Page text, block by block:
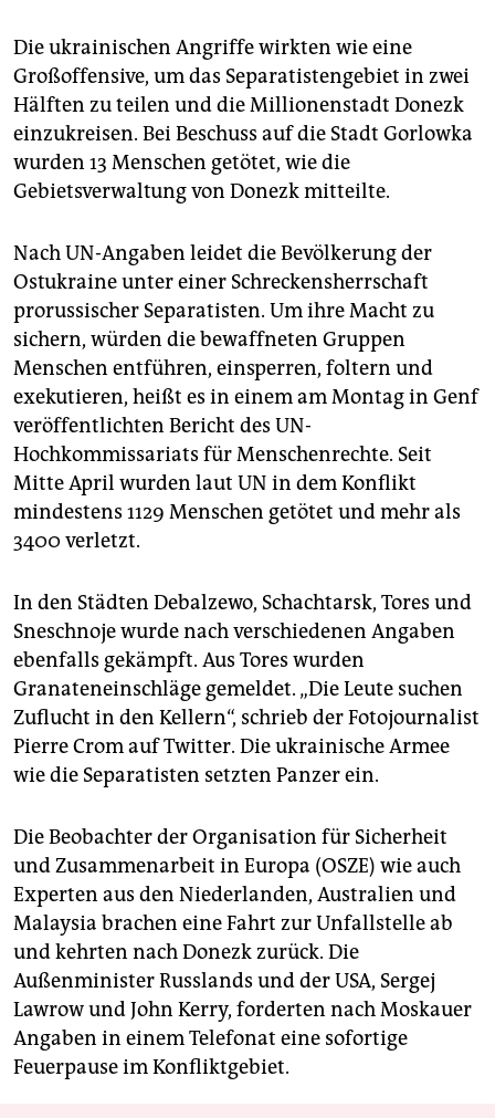
Die ukrainischen Angriffe wirkten wie eine
Großoffensive, um das Separatistengebiet in zwei
Hälften zu teilen und die Millionenstadt Donezk
einzukreisen. Bei Beschuss auf die Stadt Gorlowka
wurden 13 Menschen getötet, wie die
Gebietsverwaltung von Donezk mitteilte.
Nach UN-Angaben leidet die Bevölkerung der
Ostukraine unter einer Schreckensherrschaft
prorussischer Separatisten. Um ihre Macht zu
sichern, würden die bewaffneten Gruppen
Menschen entführen, einsperren, foltern und
exekutieren, heißt es in einem am Montag in Genf
veröffentlichten Bericht des UN-
Hochkommissariats für Menschenrechte. Seit
Mitte April wurden laut UN in dem Konflikt
mindestens 1129 Menschen getötet und mehr als
3400 verletzt.
In den Städten Debalzewo, Schachtarsk, Tores und
Sneschnoje wurde nach verschiedenen Angaben
ebenfalls gekämpft. Aus Tores wurden
Granateneinschläge gemeldet. „Die Leute suchen
Zuflucht in den Kellern“, schrieb der Fotojournalist
Pierre Crom auf Twitter. Die ukrainische Armee
wie die Separatisten setzten Panzer ein.
Die Beobachter der Organisation für Sicherheit
und Zusammenarbeit in Europa (OSZE) wie auch
Experten aus den Niederlanden, Australien und
Malaysia brachen eine Fahrt zur Unfallstelle ab
und kehrten nach Donezk zurück. Die
Außenminister Russlands und der USA, Sergej
Lawrow und John Kerry, forderten nach Moskauer
Angaben in einem Telefonat eine sofortige
Feuerpause im Konfliktgebiet.